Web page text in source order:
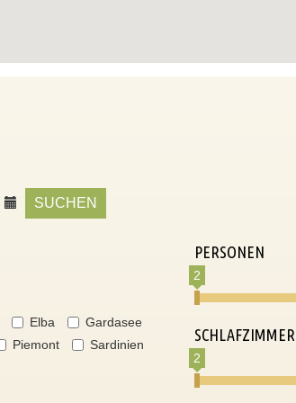
SUCHEN
Elba
Gardasee
Piemont
Sardinien
PERSONEN
2
SCHLAFZIMMER
2